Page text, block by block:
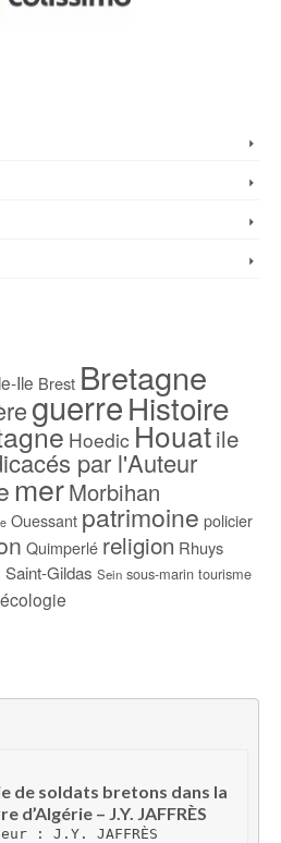
Ile Brest Bretagne
guerreHistoire
Hoedic Houatile
par l'Auteur
merMorbihan
Ouessant patrimoine policier
Quimperlé religion Rhuys
Saint-Gildas Sein sous-marin tourisme
écologie
de soldats bretons dans la
d’Algérie – J.Y. JAFFRÈS
: J.Y. JAFFRÈS